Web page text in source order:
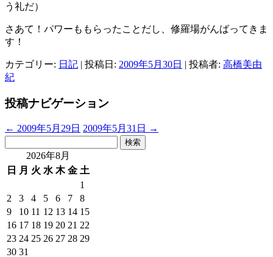
う礼だ）
さあて！パワーももらったことだし、修羅場がんばってきま
す！
カテゴリー: 日記 | 投稿日: 2009年5月30日 | 投稿者: 高橋美由
紀
投稿ナビゲーション
← 2009年5月29日 2009年5月31日
→
2026年8月
日
月 火 水 木 金 土
1
2
3 4 5 6 7
8
9
10 11 12 13 14 15
16 17 18 19 20 21 22
23 24 25 26 27 28 29
30 31